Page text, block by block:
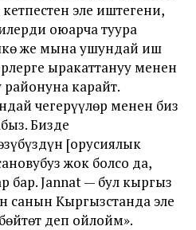
эле иштегени,
оюңарча туура
же мына ушундай иш
ыракаттануу менен
карайт.
чегерүүлөр менен биз
Бизде
[орусиялык
жок болсо да,
Jannat — бул кыргыз
санын Кыргызстанда эле
деп ойлойм».